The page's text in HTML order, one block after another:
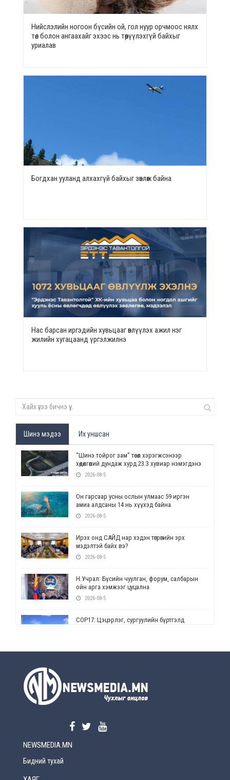
Нийслэлийн ногоон бүсийн ой, гол нуур орчмоос нялх
төл болон ангаахайг эхээс нь төөрүүлэхгүй байхыг
уриалав
Богдхан ууланд алхахгүй байхыг зөвлөж байна
Нас барсан иргэдийн хувьцааг өвлүүлэх ажил нэг
жилийн хугацаанд үргэлжилнэ
Шинэ мэдээ Их уншсан
“Шинэ тойрог зам” төсөл хэрэгжсэнээр
хөдөлгөөний дундаж хурд 23.3 хувиар нэмэгдэнэ
2026-08-5
Он гарсаар усны ослын улмаас 59 иргэн
амиа алдсаны 14 нь хүүхэд байна
2026-08-5
Ирэх онд САЙД нар хэдэн төгрөгийн эрх
мэдэлтэй байх вэ?
2026-08-5
Н.Учрал: Бүсийн чуулган, форум, салбарын
ойн арга хэмжээг цуцална
2026-08-5
СОР17: Цэцэрлэг, сургуулийн бүртгэлд
2026-08-5
2026-08-5
NEWSMEDIA.MN
Бидний тухай